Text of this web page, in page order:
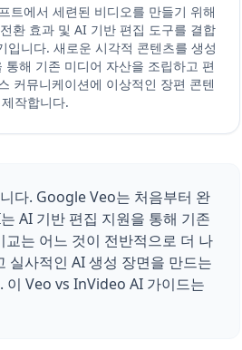
트에서 세련된 비디오를 만들기 위해
환 효과 및 AI 기반 편집 도구를 결합
입니다. 새로운 시각적 콘텐츠를 생성
해 기존 미디어 자산을 조립하고 편
커뮤니케이션에 이상적인 장편 콘텐
작합니다.
다. Google Veo는 처음부터 완
AI 기반 편집 지원을 통해 기존
는 어느 것이 전반적으로 더 나
실사적인 AI 생성 장면을 만드는
이 Veo vs InVideo AI 가이드는